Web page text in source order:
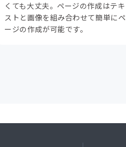
くても大丈夫。ページの作成はテキ
ストと画像を組み合わせて簡単にペ
ージの作成が可能です。